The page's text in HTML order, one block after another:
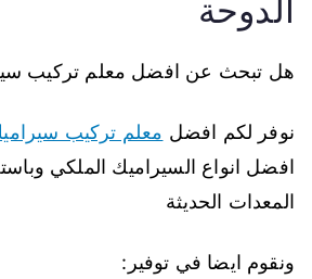
الدوحة
هل تبحث عن افضل معلم تركيب
نوفر لكم افضل معلم تركيب
افضل انواع السيراميك الملكي
المعدات الحديثة
ونقوم ايضا في توفير: